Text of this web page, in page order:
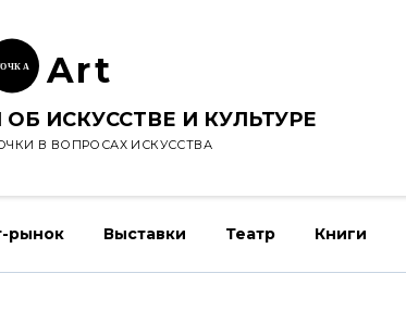
А Art
ИСКУССТВЕ И КУЛЬТУРЕ
В ВОПРОСАХ ИСКУССТВА
рынок Выставки Театр Книги